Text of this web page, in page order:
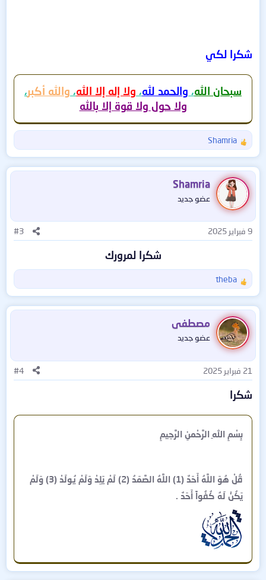
شكرا لكي
سبحان الله، والحمد لله، ولا إله إلا الله، والله أكبر،
ولا حول ولا قوة إلا بالله
ل
ت
ف
ا
ع
ا
ت
Shamria
Shamria
عضو جديد
9 فبراير 2025 #3
شكرا لمرورك
ل
ت
ف
ا
ع
ا
ت
theba
مصطفى
عضو جديد
21 فبراير 2025 #4
شكرا
بِسْمِ اللهِ الرَّحْمنِ الرَّحِيمِ
قُلْ هُوَ اللَّهُ أَحَدٌ (1) اللَّهُ الصَّمَدُ (2) لَمْ يَلِدْ وَلَمْ يُولَدْ (3) وَلَمْ
يَكُنْ لَهُ كُفُواً أَحَدٌ .